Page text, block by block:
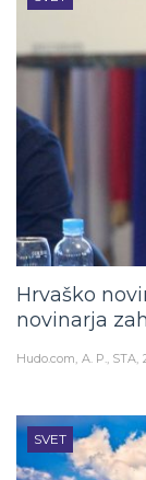
Hrvaško
novinarja
Hudo.com A. P., STA
SVET